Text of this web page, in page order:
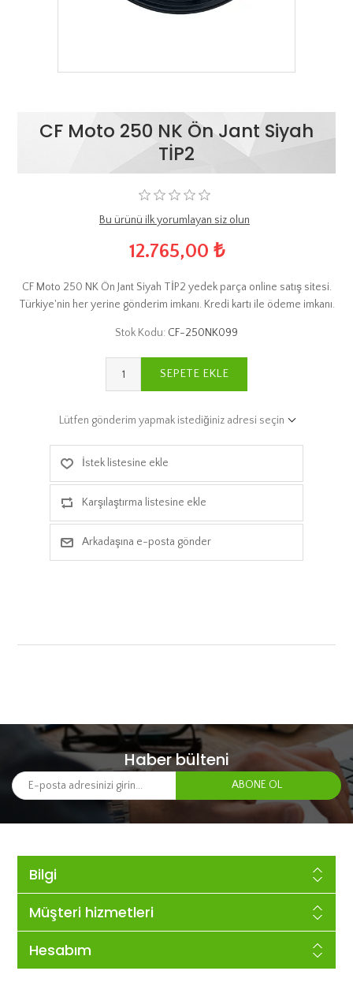
CF Moto 250 NK Ön Jant Siyah
TİP2
Bu ürünü ilk yorumlayan siz olun
12.765,00 ₺
CF Moto 250 NK Ön Jant Siyah TİP2 yedek parça online satış sitesi.
Türkiye'nin her yerine gönderim imkanı. Kredi kartı ile ödeme imkanı.
Stok Kodu: CF-250NK099
SEPETE EKLE
Lütfen gönderim yapmak istediğiniz adresi seçin
İstek listesine ekle
Karşılaştırma listesine ekle
Arkadaşına e-posta gönder
Haber bülteni
Bilgi
Müşteri hizmetleri
Hesabım